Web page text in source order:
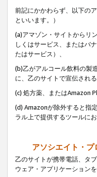
前記にかかわらず、以下の
といいます。）
(a)アマゾン・サイトからリ
しくはサービス、またはバ
たはサービス）、
(b)乙がアルコール飲料の製
に、乙のサイトで宣伝され
(c) 処方薬、またはAmazon
(d) Amazonが除外すると指
ラル上で提供するツールに
アソシエイト・
乙のサイトが携帯電話、タ
ウェア・アプリケーション